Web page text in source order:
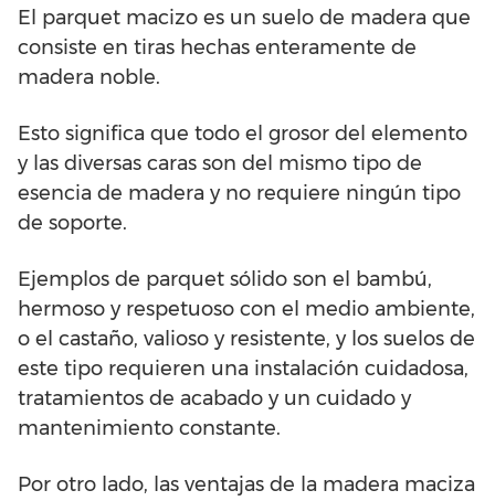
El parquet macizo es un suelo de madera que
consiste en tiras hechas enteramente de
madera noble.
Esto significa que todo el grosor del elemento
y las diversas caras son del mismo tipo de
esencia de madera y no requiere ningún tipo
de soporte.
Ejemplos de parquet sólido son el bambú,
hermoso y respetuoso con el medio ambiente,
o el castaño, valioso y resistente, y los suelos de
este tipo requieren una instalación cuidadosa,
tratamientos de acabado y un cuidado y
mantenimiento constante.
Por otro lado, las ventajas de la madera maciza